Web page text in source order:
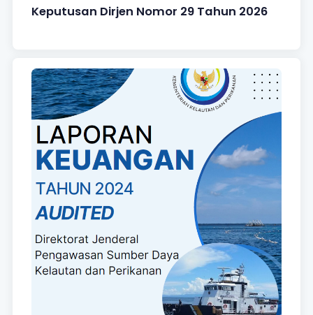
Keputusan Dirjen Nomor 29 Tahun 2026